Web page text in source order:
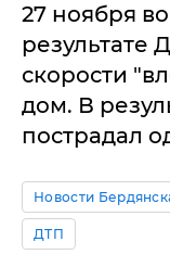
27 ноября
результате
скорости
дом. В
пострадал
Новости
ДТП